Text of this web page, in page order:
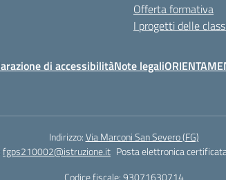
Offerta formativa
I progetti delle classi
di accessibilitàNote legali
Indirizzo:Via Marconi San Severo (FG)
fgps210002@istruzione.it Posta elettronica
Codice fiscale: 93071630714